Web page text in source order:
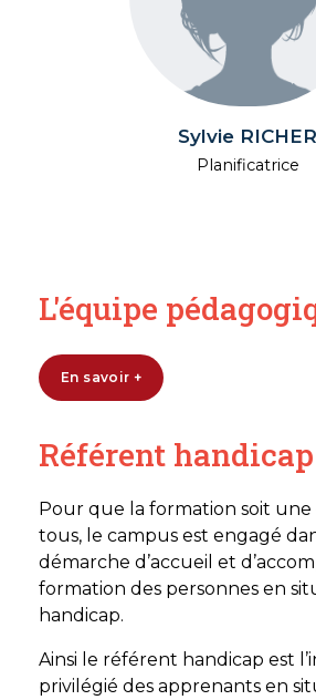
Sylvie RICHER
Planificatrice
L'équipe
En savoir +
Référent handicap
Pour que la formation soit
tous, le campus est engagé
démarche d’accueil et
formation des personnes en
handicap.
Ainsi le référent handicap est
privilégié des apprenants en